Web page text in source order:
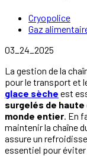
Cryopolice
Gaz
03_24_2025
La gestion de la
pour le transport et
glace sèche est
surgelés de
monde entier. En
maintenir la chaîne
assure un
essentiel pour